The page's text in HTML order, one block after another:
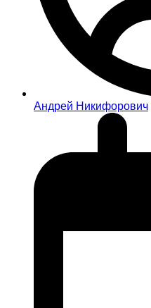
Андрей Никифорович